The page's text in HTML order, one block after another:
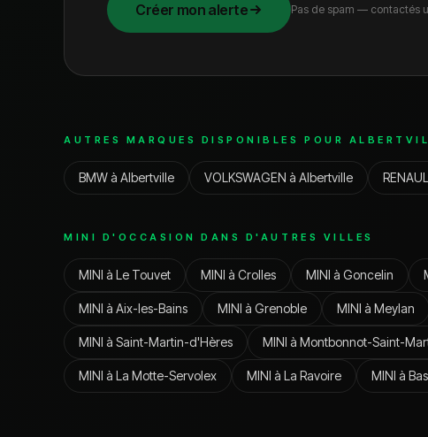
Créer mon alerte Pas de spam — contactés
AUTRES MARQUES DISPONIBLES POUR
BMWà Albertville VOLKSWAGEN à Albertville
MINI D'OCCASION DANS D'AUTRES VILLES
MINI à Le Touvet MINI à Crolles MINI à Goncelin
MINI à Aix-les-Bains MINI à Grenoble MINI à Meylan
MINI à Saint-Martin-d'Hères MINI à Montbonnot-Saint-
MINI à La Motte-Servolex MINI à La Ravoire MINI à